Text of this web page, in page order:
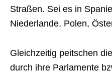
Straßen. Sei es in
Niederlande, Polen,
Gleichzeitig peitschen
durch ihre Parlamente